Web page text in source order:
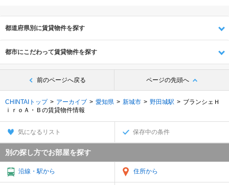
都道府県別に賃貸物件を探す
都市にこだわって賃貸物件を探す
前のページへ戻る ページの先頭へ
CHINTAIトップ アーカイブ 愛知県 新城市 野田城駅
ブランシェＨ
ｉｒｏＡ・Ｂの賃貸物件情報
気になるリスト 保存中の条件
別の探し方でお部屋を探す
沿線・駅から 住所から